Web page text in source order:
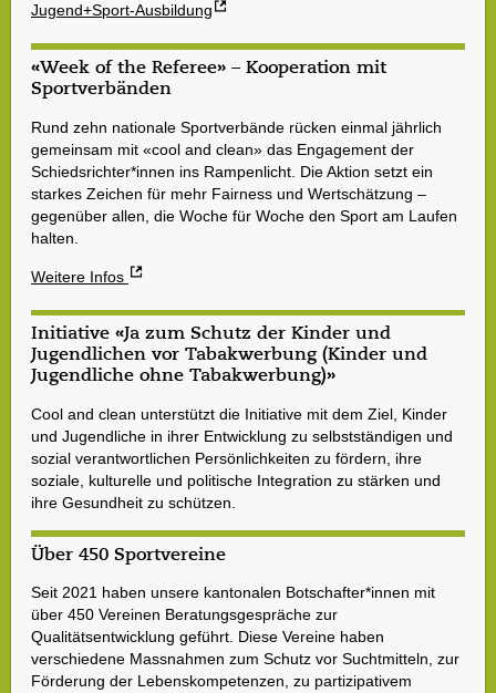
Jugend+Sport-Ausbildung
«Week of the Referee» – Kooperation mit
Sportverbänden
Rund zehn nationale Sportverbände rücken einmal jährlich
gemeinsam mit «cool and clean» das Engagement der
Schiedsrichter*innen ins Rampenlicht. Die Aktion setzt ein
starkes Zeichen für mehr Fairness und Wertschätzung –
gegenüber allen, die Woche für Woche den Sport am Laufen
halten.
Weitere Infos
Initiative «Ja zum Schutz der Kinder und
Jugendlichen vor Tabakwerbung (Kinder und
Jugendliche ohne Tabakwerbung)»
Cool and clean unterstützt die Initiative mit dem Ziel, Kinder
und Jugendliche in ihrer Entwicklung zu selbstständigen und
sozial verantwortlichen Persönlichkeiten zu fördern, ihre
soziale, kulturelle und politische Integration zu stärken und
ihre Gesundheit zu schützen.
Über 450 Sportvereine
Seit 2021 haben unsere kantonalen Botschafter*innen mit
über 450 Vereinen Beratungsgespräche zur
Qualitätsentwicklung geführt. Diese Vereine haben
verschiedene Massnahmen zum Schutz vor Suchtmitteln, zur
Förderung der Lebenskompetenzen, zu partizipativem